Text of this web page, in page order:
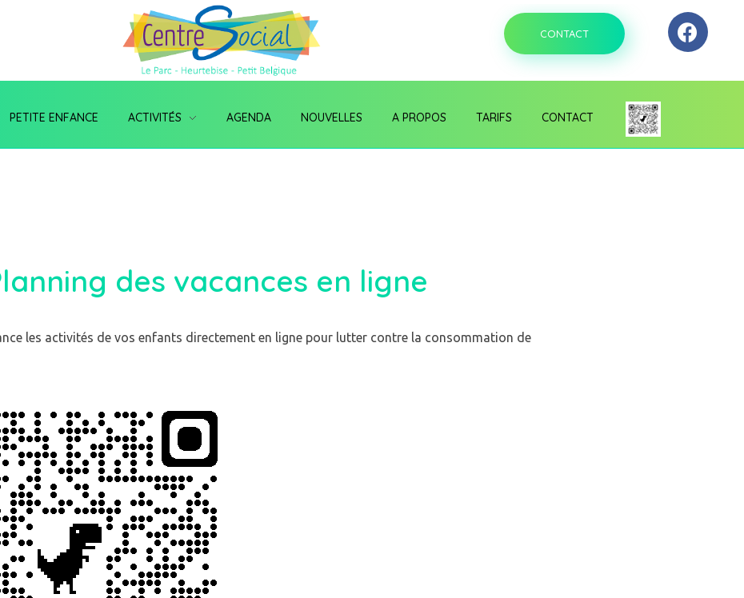
CONTACT
PETITE ENFANCE ACTIVITÉS AGENDA NOUVELLES A PROPOS TARIFS CONTACT
des vacances en ligne
les activités de vos enfants directement en ligne pour lutter contre la consommation de